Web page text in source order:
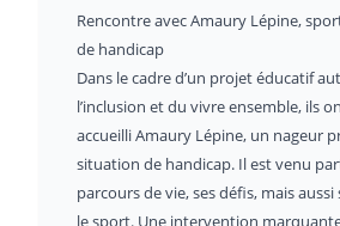
Rencontre avec Amaury Lépine,
de handicap
Dans le cadre d’un projet éducatif
l’inclusion et du vivre ensemble, ils
accueilli Amaury Lépine, un nageur
situation de handicap. Il est venu
parcours de vie, ses défis, mais
le sport. Une intervention